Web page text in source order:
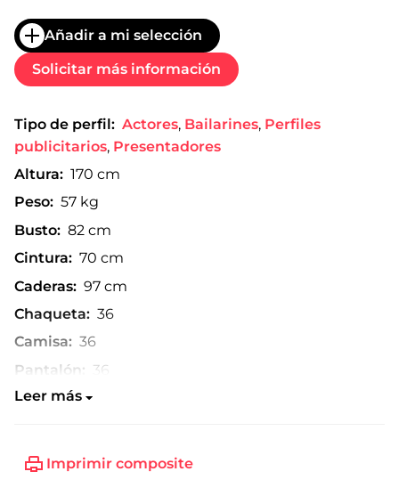
Añadir a mi selección
Solicitar más información
Tipo de perfil: Actores, Bailarines, Perfiles
publicitarios, Presentadores
Altura: 170 cm
Peso: 57 kg
Busto: 82 cm
Cintura: 70 cm
Caderas: 97 cm
Chaqueta: 36
Camisa: 36
Pantalón: 36
Talla de zapato:
Leer más
Imprimir composite